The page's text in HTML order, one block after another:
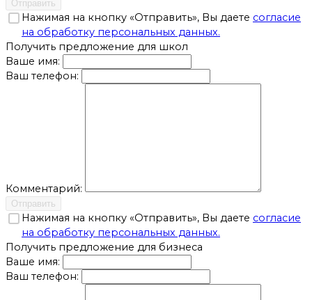
Отправить
Нажимая на кнопку «Отправить», Вы даете согласие
на обработку персональных данных.
Получить предложение для школ
Ваше имя:
Ваш телефон:
Комментарий:
Отправить
Нажимая на кнопку «Отправить», Вы даете согласие
на обработку персональных данных.
Получить предложение для бизнеса
Ваше имя:
Ваш телефон: